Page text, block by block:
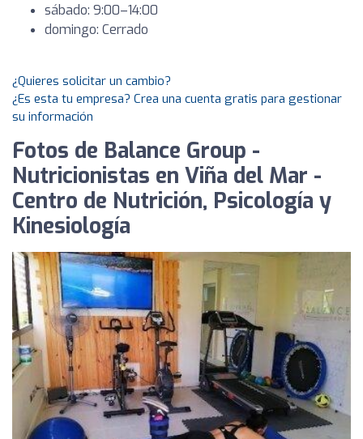
sábado: 9:00–14:00
domingo: Cerrado
¿Quieres solicitar un cambio?
¿Es esta tu empresa? Crea una cuenta gratis para gestionar
su información
Fotos de Balance Group -
Nutricionistas en Viña del Mar -
Centro de Nutrición, Psicología y
Kinesiología